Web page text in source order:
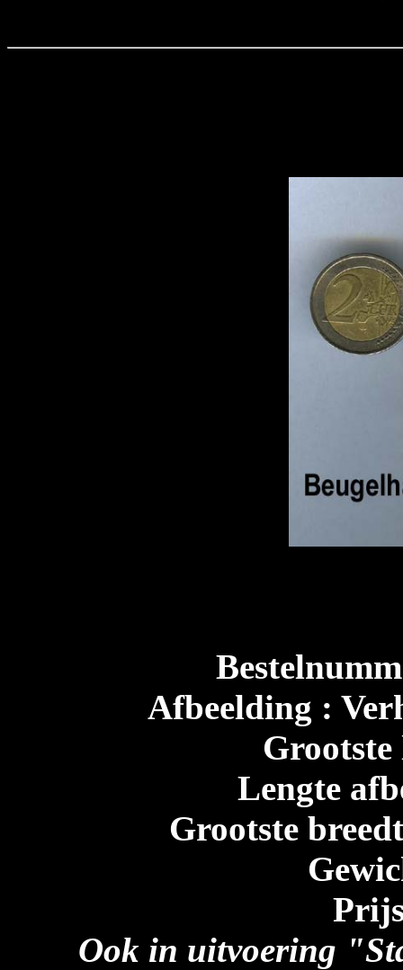
Afbeelding :
Grootste
Lengte
Grootste
Ook in uitvoering